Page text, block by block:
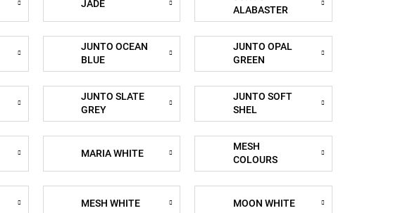
JADE
ALABASTER
JUNTO OCEAN
BLUE
JUNTO OPAL
GREEN
JUNTO SLATE
GREY
JUNTO SOFT
SHEL
MARIA WHITE
MESH
COLOURS
AQUA
MESH WHITE MOON WHITE